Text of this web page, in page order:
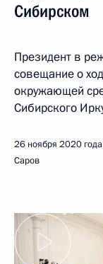
Сибирском
Президент в
совещание о
окружающей
Сибирского
26 ноября 2020 года
Саров